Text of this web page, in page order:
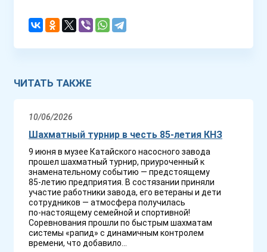
ЧИТАТЬ ТАКЖЕ
10/06/2026
Шахматный турнир в честь 85-летия КНЗ
9 июня в музее Катайского насосного завода
прошел шахматный турнир, приуроченный к
знаменательному событию — предстоящему
85‑летию предприятия. В состязании приняли
участие работники завода, его ветераны и дети
сотрудников — атмосфера получилась
по‑настоящему семейной и спортивной!
Соревнования прошли по быстрым шахматам
системы «рапид» с динамичным контролем
времени, что добавило...